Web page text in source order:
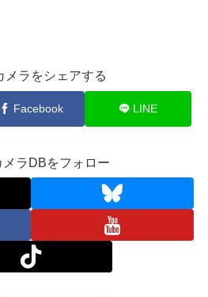
メラをシェアする
Facebook LINE
メラDBをフォロー